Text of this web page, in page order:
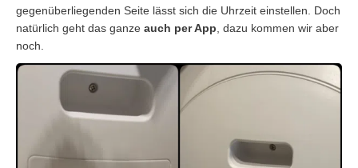
gegenüberliegenden Seite lässt sich die Uhrzeit einstellen. Doch
natürlich geht das ganze auch per App , dazu kommen wir aber
noch.